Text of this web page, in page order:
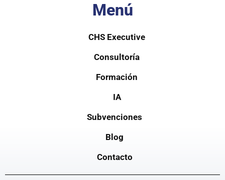
Menú
CHS Executive
Consultoría
Formación
IA
Subvenciones
Blog
Contacto